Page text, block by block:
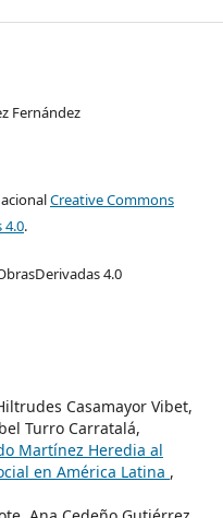
Fernández
Creative Commons
4.0.
4.0
Casamayor Vibet,
Turro Carratalá,
Martínez Heredia al
en América Latina ,